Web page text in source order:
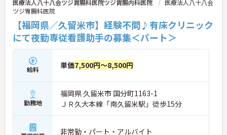
医療法人八十八会ツジ胃腸科医院ツジ胃腸内科医院
医療法人八十八会
ツジ胃腸科医院
【福岡県／久留米市】経験不問♪有床クリニック
にて夜勤専従看護助手の募集＜パート＞
給料 単価7,500円～8,500円
勤務地
福岡県 久留米市 国分町1163-1
ＪＲ久大本線「南久留米駅」徒歩15分
非常勤・パート・アルバイト